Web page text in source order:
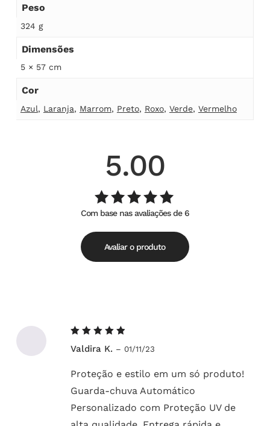
Peso
324 g
Dimensões
5 × 57 cm
Cor
Azul, Laranja, Marrom, Preto, Roxo, Verde, Vermelho
5.00
Avaliação
5.00de
5
Com base nas avaliações de 6
Avaliar o produto
5de 5
Valdira K. – 01/11/23
Proteção e estilo em um só produto!
Guarda-chuva Automático
Personalizado com Proteção UV de